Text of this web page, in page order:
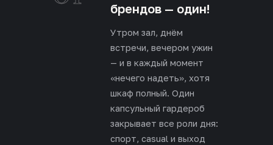
брендов — один!
Утром зал, днём
встречи, вечером ужин
— и в каждый момент
«нечего надеть», хотя
шкаф полный. Один
капсульный гардероб
закрывает все роли дня:
спорт, casual и выход